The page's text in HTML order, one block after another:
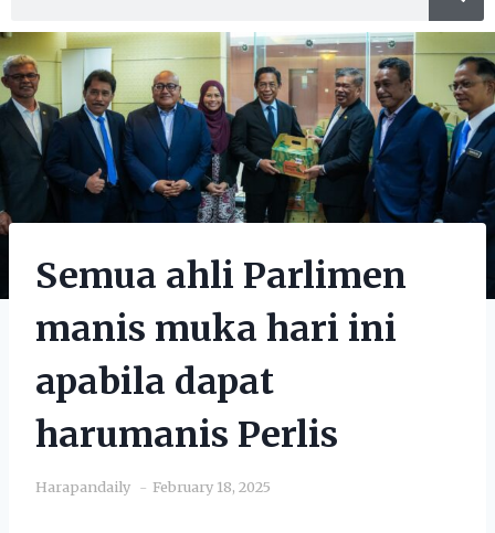
Semua ahli Parlimen
manis muka hari ini
apabila dapat
harumanis Perlis
Harapandaily February 18, 2025